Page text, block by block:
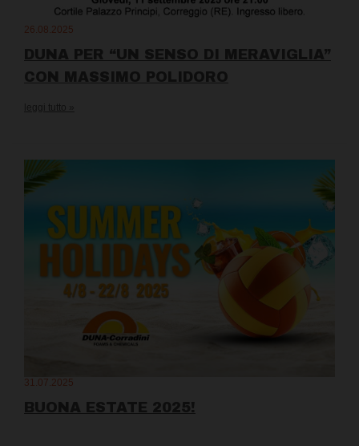
26.08.2025
DUNA PER “UN SENSO DI MERAVIGLIA”
CON MASSIMO POLIDORO
leggi tutto »
31.07.2025
BUONA ESTATE 2025!